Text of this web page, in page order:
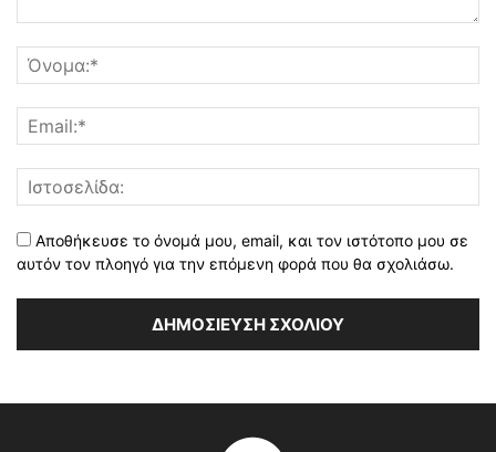
Αποθήκευσε το όνομά μου, email, και τον ιστότοπο μου σε
αυτόν τον πλοηγό για την επόμενη φορά που θα σχολιάσω.